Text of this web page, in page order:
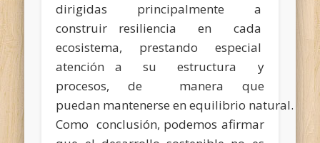
dirigidas principalmente a
construir resiliencia en cada
ecosistema, prestando especial
atención a su estructura y
procesos, de manera que
puedan mantenerse en equilibrio natural.
Como conclusión, podemos afirmar